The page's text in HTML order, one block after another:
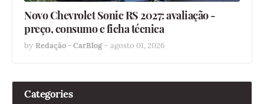
Novo Chevrolet Sonic RS 2027: avaliação -
preço, consumo e ficha técnica
by Redação - CarBlog - agosto 01, 2026
Categories